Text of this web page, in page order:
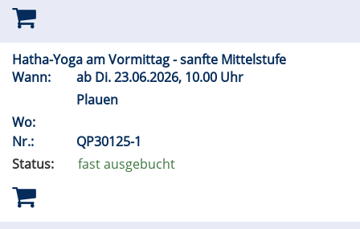
Hatha-Yoga am Vormittag - sanfte Mittelstufe
Wann:
ab Di.23.06.2026, 10.00 Uhr
Plauen
Wo:
Nr.:
QP30125-1
Status:
fast ausgebucht